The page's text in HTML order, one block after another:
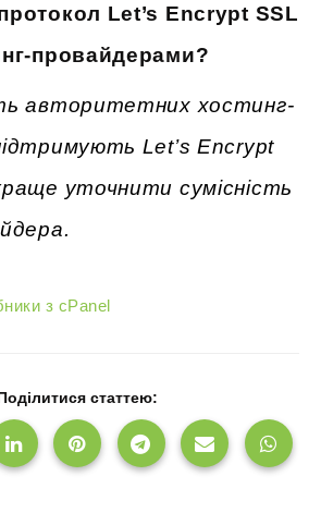
Let’s Encrypt SSL
провайдерами?
авторитетних хостинг-
Let’s Encrypt
уточнити сумісність
з cPanel
статтею: